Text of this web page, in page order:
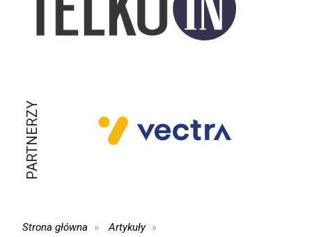
PARTNERZY
Strona główna
Artykuły